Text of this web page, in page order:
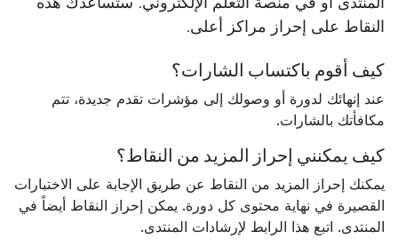
النقاط على إحراز مراكز أعلى.
كيف أقوم باكتساب الشارات؟
عند إنهائك لدورة أو وصولك إلى مؤشرات تقدم جديدة، تتم
مكافأتك بالشارات.
كيف يمكنني إحراز المزيد من النقاط؟
يمكنك إحراز المزيد من النقاط عن طريق الإجابة على الاختبارات
القصيرة في نهاية محتوى كل دورة. يمكن إحراز النقاط أيضاً في
المنتدى. اتبع هذا الرابط لإرشادات المنتدى.